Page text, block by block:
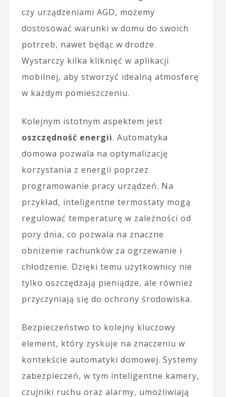
czy urządzeniami AGD, możemy
dostosować warunki w domu do swoich
potrzeb, nawet będąc w drodze.
Wystarczy kilka kliknięć w aplikacji
mobilnej, aby stworzyć idealną atmosferę
w każdym pomieszczeniu.
Kolejnym istotnym aspektem jest
oszczędność energii. Automatyka
domowa pozwala na optymalizację
korzystania z energii poprzez
programowanie pracy urządzeń. Na
przykład, inteligentne termostaty mogą
regulować temperaturę w zależności od
pory dnia, co pozwala na znaczne
obniżenie rachunków za ogrzewanie i
chłodzenie. Dzięki temu użytkownicy nie
tylko oszczędzają pieniądze, ale również
przyczyniają się do ochrony środowiska.
Bezpieczeństwo to kolejny kluczowy
element, który zyskuje na znaczeniu w
kontekście automatyki domowej. Systemy
zabezpieczeń, w tym inteligentne kamery,
czujniki ruchu oraz alarmy, umożliwiają